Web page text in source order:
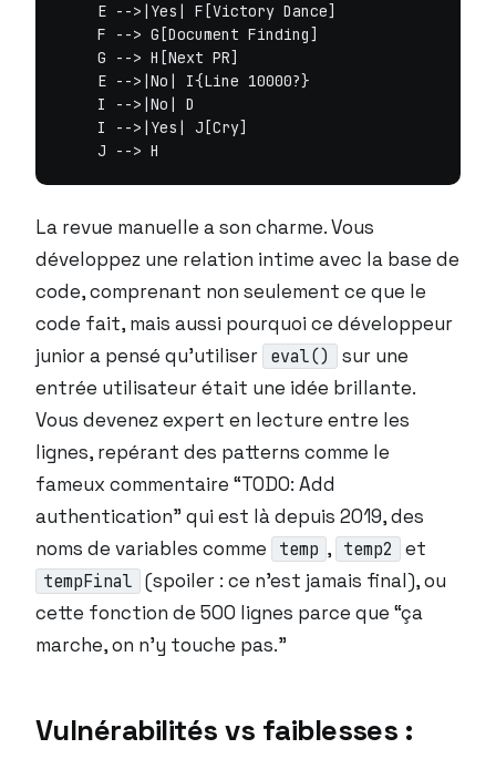
    E -->|Yes| F[Victory Dance]
    F --> G[Document Finding]
    G --> H[Next PR]
    E -->|No| I{Line 10000?}
    I -->|No| D
    I -->|Yes| J[Cry]
La revue manuelle a son charme. Vous
développez une relation intime avec la base de
code, comprenant non seulement ce que le
code fait, mais aussi pourquoi ce développeur
junior a pensé qu’utiliser
eval()
sur une
entrée utilisateur était une idée brillante.
Vous devenez expert en lecture entre les
lignes, repérant des patterns comme le
fameux commentaire “TODO: Add
authentication” qui est là depuis 2019, des
noms de variables comme
temp , temp2 et
tempFinal
(spoiler : ce n’est jamais final), ou
cette fonction de 500 lignes parce que “ça
marche, on n’y touche pas.”
Vulnérabilités vs faiblesses :